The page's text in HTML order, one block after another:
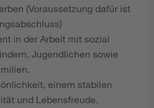
(Voraussetzung dafür ist
in der Arbeit mit sozial
Jugendlichen sowie
einem stabilen
und Lebensfreude.